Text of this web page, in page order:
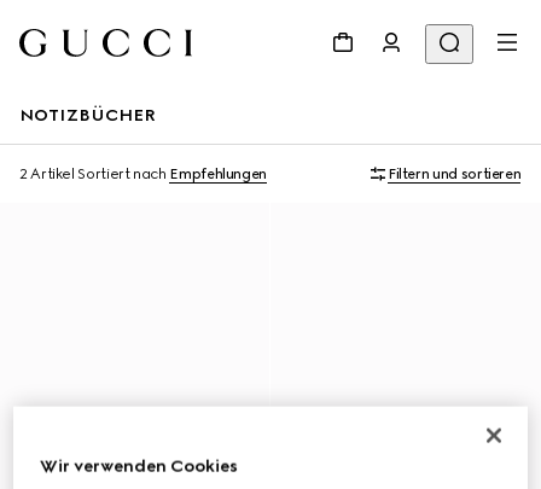
NOTIZBÜCHER
2 Artikel Sortiert nach Empfehlungen Filtern und sortieren
Wir verwenden Cookies